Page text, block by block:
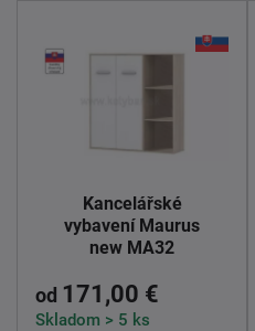
Kancelářské
vybavení Maurus
new MA32
od 171,00 €
Skladom > 5 ks